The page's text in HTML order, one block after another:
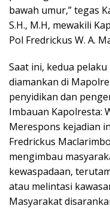
bawah umur,” tegas
S.H., M.H, mewakili
Pol Fredrickus W. A.
Saat ini, kedua
diamankan di
penyidikan dan
Imbauan Kapolresta:
Merespons kejadian
Fredrickus
mengimbau
kewaspadaan,
atau melintasi
Masyarakat